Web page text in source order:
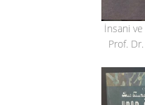
İnsani
Prof.